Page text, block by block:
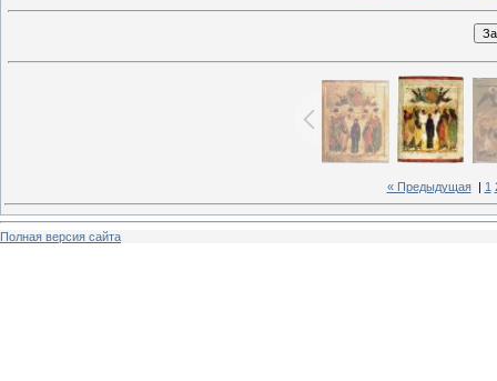
« Предыдущая| 1
Полная версия сайта